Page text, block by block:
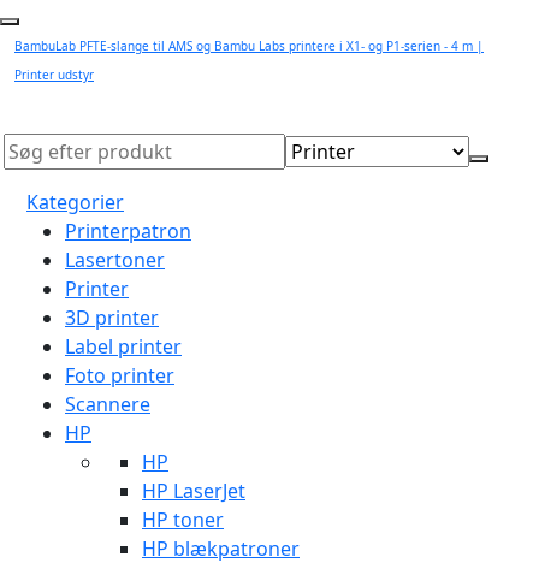
BambuLab PFTE-slange til AMS og Bambu Labs printere i X1- og P1-serien - 4 m |
Printer udstyr
Kategorier
Printerpatron
Lasertoner
Printer
3D printer
Label printer
Foto printer
Scannere
HP
HP
HP LaserJet
HP toner
HP blækpatroner